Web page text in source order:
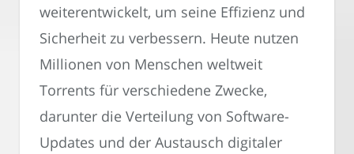
weiterentwickelt, um seine Effizienz und
Sicherheit zu verbessern. Heute nutzen
Millionen von Menschen weltweit
Torrents für verschiedene Zwecke,
darunter die Verteilung von Software-
Updates und der Austausch digitaler